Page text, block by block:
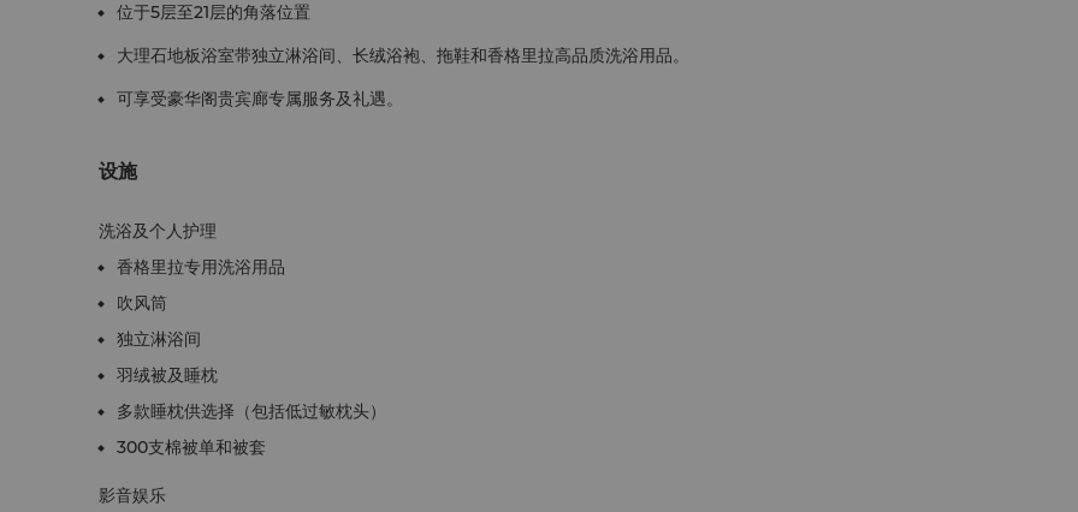
位于5层至21层的角落位置
大理石地板浴室带独立淋浴间、长绒浴袍、拖鞋和香格里拉高品质洗浴用品。
可享受豪华阁贵宾廊专属服务及礼遇。
设施
洗浴及个人护理
香格里拉专用洗浴用品
吹风筒
独立淋浴间
羽绒被及睡枕
多款睡枕供选择（包括低过敏枕头）
300支棉被单和被套
影音娱乐